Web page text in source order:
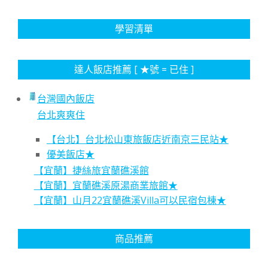
學習清單
達人飯店推薦 [ ★號 = 已住 ]
台灣國內飯店
台北爽爽住
【台北】台北松山東旅飯店近南京三民站★
優美飯店★
【宜蘭】捷絲旅宜蘭礁溪館
【宜蘭】宜蘭礁溪原湯商業旅館★
【宜蘭】山月22宜蘭礁溪Villa可以民宿包棟★
商品推薦